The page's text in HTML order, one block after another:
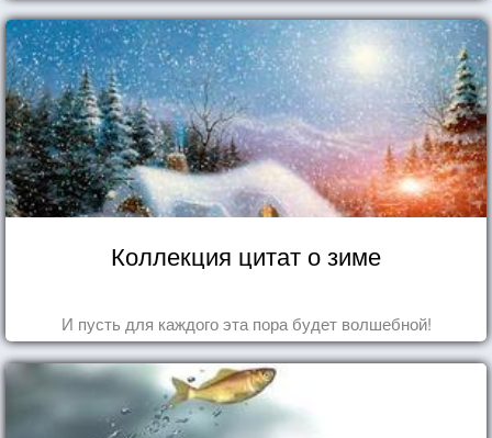
Коллекция цитат о зиме
И пусть для каждого эта пора будет волшебной!